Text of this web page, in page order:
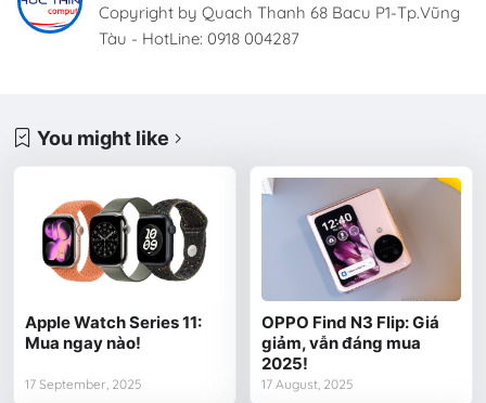
Copyright by Quach Thanh 68 Bacu P1-Tp.Vũng
Tàu - HotLine: 0918 004287
You might like
Apple Watch Series 11:
Mua ngay nào!
17 September, 2025
OPPO Find N3 Flip: Giá
giảm, vẫn đáng mua
2025!
17 August, 2025